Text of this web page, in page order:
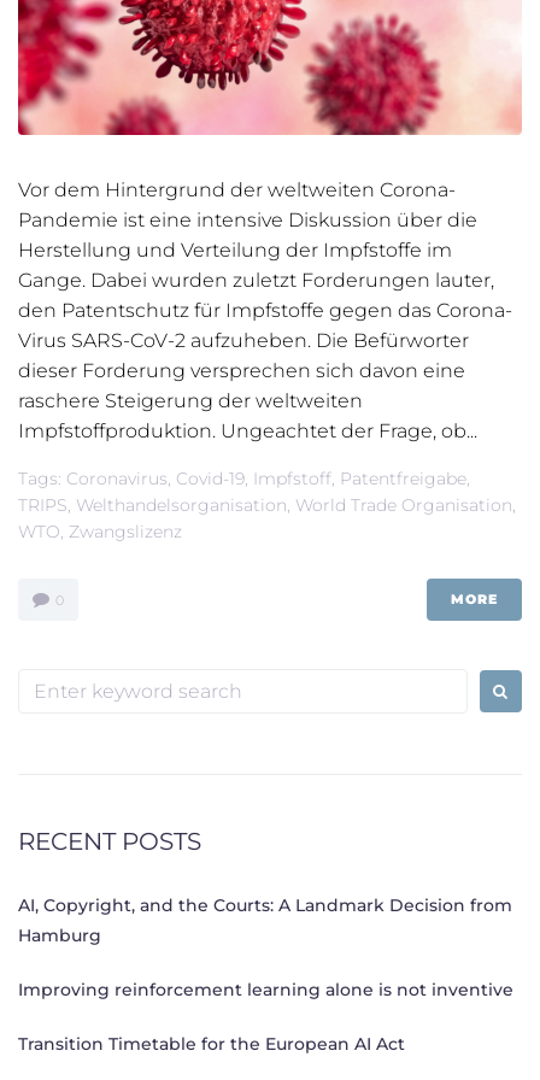
Vor dem Hintergrund der weltweiten Corona-
Pandemie ist eine intensive Diskussion über die
Herstellung und Verteilung der Impfstoffe im
Gange. Dabei wurden zuletzt Forderungen lauter,
den Patentschutz für Impfstoffe gegen das Corona-
Virus SARS-CoV-2 aufzuheben. Die Befürworter
dieser Forderung versprechen sich davon eine
raschere Steigerung der weltweiten
Impfstoffproduktion. Ungeachtet der Frage, ob...
Tags: Coronavirus, Covid-19, Impfstoff, Patentfreigabe,
TRIPS, Welthandelsorganisation, World Trade Organisation,
WTO, Zwangslizenz
0 MORE
Search
RECENT POSTS
AI, Copyright, and the Courts: A Landmark Decision from
Hamburg
Improving reinforcement learning alone is not inventive
Transition Timetable for the European AI Act